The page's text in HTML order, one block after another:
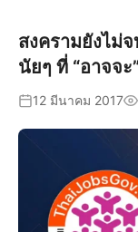
สงครามยังไม่
นัยๆ ที่ “อาจจ
12 มีนาคม 2017